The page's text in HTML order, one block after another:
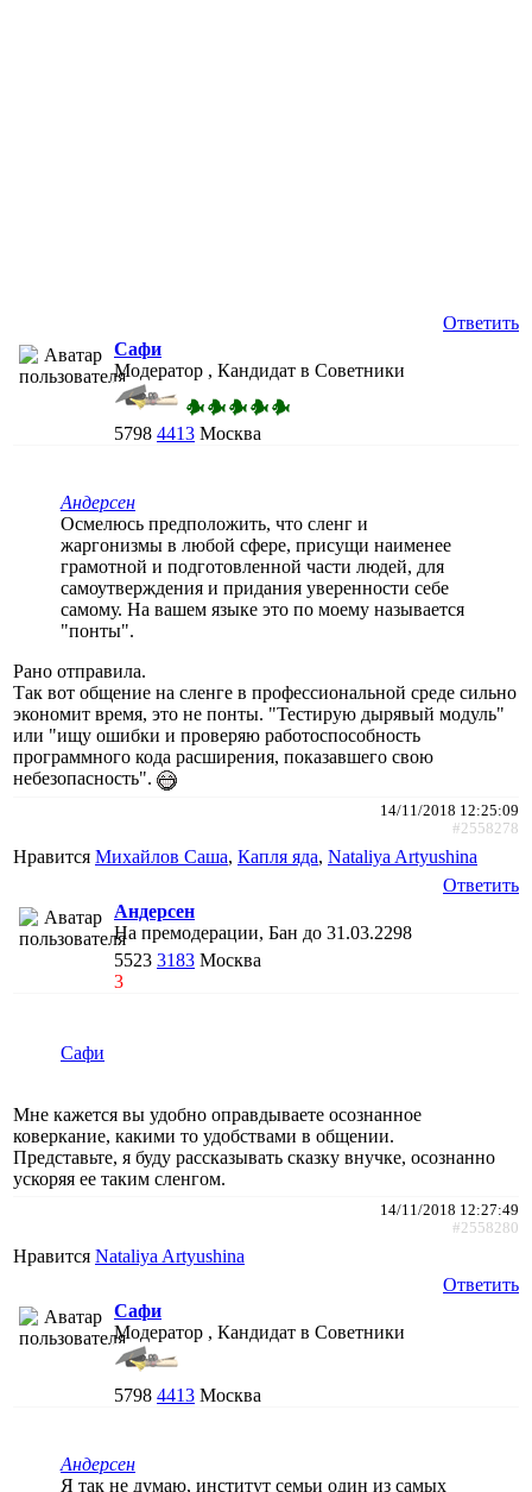
Ответить
Сафи
Модератор , Кандидат в Советники
5798 4413 Москва
Андерсен
Осмелюсь предположить, что сленг и
жаргонизмы в любой сфере, присущи наименее
грамотной и подготовленной части людей, для
самоутверждения и придания уверенности себе
самому. На вашем языке это по моему называется
"понты".
Рано отправила.
Так вот общение на сленге в профессиональной среде сильно
экономит время, это не понты. "Тестирую дырявый модуль"
или "ищу ошибки и проверяю работоспособность
программного кода расширения, показавшего свою
небезопасность".
14/11/2018 12:25:09
#2558278
Нравится Михайлов Саша, Капля яда, Nataliya Artyushina
Ответить
Андерсен
На премодерации, Бан до 31.03.2298
5523 3183 Москва
3
Сафи
Мне кажется вы удобно оправдываете осознанное
коверкание, какими то удобствами в общении.
Представьте, я буду рассказывать сказку внучке, осознанно
ускоряя ее таким сленгом.
14/11/2018 12:27:49
#2558280
Нравится Nataliya Artyushina
Ответить
Сафи
Модератор , Кандидат в Советники
5798 4413 Москва
Андерсен
Я так не думаю, институт семьи один из самых